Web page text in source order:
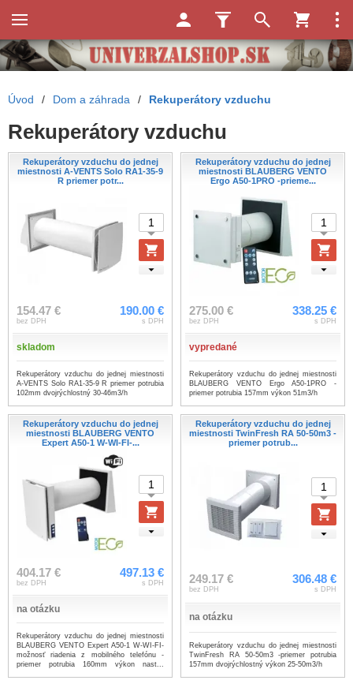
Úvod / Dom a záhrada / Rekuperátory vzduchu
Rekuperátory vzduchu
Rekuperátory vzduchu do jednej
miestnosti A-VENTS Solo RA1-35-9
R priemer potr...
154.47 €
bez DPH
190.00 €
s DPH
skladom
Rekuperátory vzduchu do jednej miestnosti
A-VENTS Solo RA1-35-9 R priemer potrubia
102mm dvojrýchlostný 30-46m3/h
Rekuperátory vzduchu do jednej
miestnosti BLAUBERG VENTO
Ergo A50-1PRO -prieme...
275.00 €
bez DPH
338.25 €
s DPH
vypredané
Rekuperátory vzduchu do jednej miestnosti
BLAUBERG VENTO Ergo A50-1PRO -
priemer potrubia 157mm výkon 51m3/h
Rekuperátory vzduchu do jednej
miestnosti BLAUBERG VENTO
Expert A50-1 W-WI-FI-...
404.17 €
bez DPH
497.13 €
s DPH
na otázku
Rekuperátory vzduchu do jednej miestnosti
BLAUBERG VENTO Expert A50-1 W-WI-FI-
možnosť riadenia z mobilného telefónu -
priemer potrubia 160mm výkon nast...
Rekuperátory vzduchu do jednej
miestnosti TwinFresh RA 50-50m3 -
priemer potrub...
249.17 €
bez DPH
306.48 €
s DPH
na otázku
Rekuperátory vzduchu do jednej miestnosti
TwinFresh RA 50-50m3 -priemer potrubia
157mm dvojrýchlostný výkon 25-50m3/h